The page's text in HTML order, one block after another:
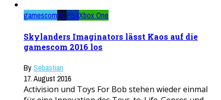
gamescomPCPS4Xbox One
Skylanders Imaginators lässt Kaos auf die
gamescom 2016 los
BySebastian
17. August 2016
Activision und Toys For Bob stehen wieder einmal